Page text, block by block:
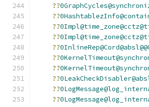
??
??
??
??
??
??
??
??
??
??